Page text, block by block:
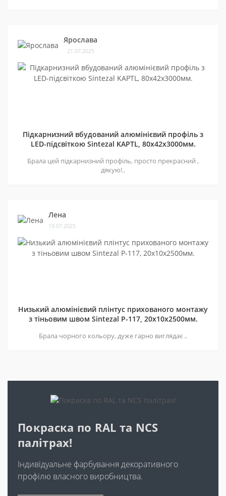
Ярослава
21.07.2025
Підкарнизний вбудований алюмінієвий профіль з
LED-підсвіткою Sintezal KAPTL, 80х42x3000мм.
Брала цей підкарнизний профіль, просто прекрасний ,
дякую!..
Лена
19.07.2025
Низький алюмінієвий плінтус прихованого монтажу
з тіньовим швом Sintezal P-117, 20х10х2500мм.
Брала чорного кольору, дуже гарно виглядає ..
Покраска по RAL та NCS
палітрах!
Індивідуальне фарбування декоративного
профілю власного виробництва.